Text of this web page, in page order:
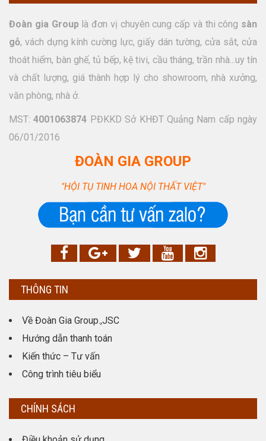
Đoàn gia Group là đơn vị chuyên cung cấp và thi công sàn
gỗ, vách dựng kính cường lực, giấy dán tường, cửa sắt, cửa
thoát hiểm, bàn ghế, tủ bếp, kệ tivi, cầu tháng, trần nhà...uy tín
và chất lượng, giá thành hợp lý cho showroom, nhà xưởng,
văn phòng, nhà ở.
MST:4001063874 PĐKKD Sở KHĐT Quảng Nam cấp ngày
06/01/2016
ĐOÀN GIA GROUP
"HỘI TỤ TINH HOA NỘI THẤT VIỆT"
THÔNG TIN
Về Đoàn Gia Group.,JSC
Hướng dẫn thanh toán
Kiến thức – Tư vấn
Công trình tiêu biểu
CHÍNH SÁCH